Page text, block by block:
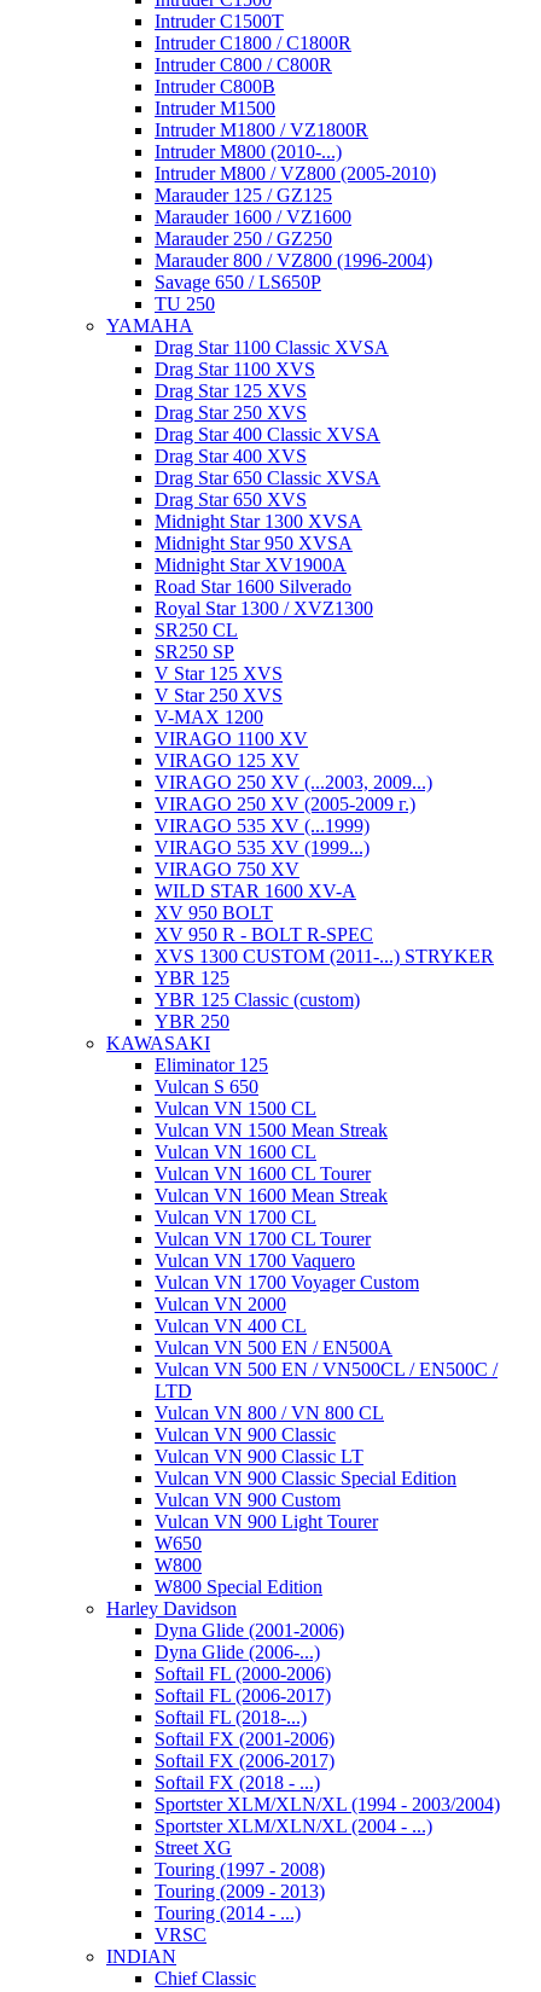
Intruder C1500T
Intruder C1800 / C1800R
Intruder C800 / C800R
Intruder C800B
Intruder M1500
Intruder M1800 / VZ1800R
Intruder M800 (2010-...)
Intruder M800 / VZ800 (2005-2010)
Marauder 125 / GZ125
Marauder 1600 / VZ1600
Marauder 250 / GZ250
Marauder 800 / VZ800 (1996-2004)
Savage 650 / LS650P
TU 250
YAMAHA
Drag Star 1100 Classic XVSA
Drag Star 1100 XVS
Drag Star 125 XVS
Drag Star 250 XVS
Drag Star 400 Classic XVSA
Drag Star 400 XVS
Drag Star 650 Classic XVSA
Drag Star 650 XVS
Midnight Star 1300 XVSA
Midnight Star 950 XVSA
Midnight Star XV1900A
Road Star 1600 Silverado
Royal Star 1300 / XVZ1300
SR250 CL
SR250 SP
V Star 125 XVS
V Star 250 XVS
V-MAX 1200
VIRAGO 1100 XV
VIRAGO 125 XV
VIRAGO 250 XV (...2003, 2009...)
VIRAGO 250 XV (2005-2009 г.)
VIRAGO 535 XV (...1999)
VIRAGO 535 XV (1999...)
VIRAGO 750 XV
WILD STAR 1600 XV-A
XV 950 BOLT
XV 950 R - BOLT R-SPEC
XVS 1300 CUSTOM (2011-...) STRYKER
YBR 125
YBR 125 Classic (custom)
YBR 250
KAWASAKI
Eliminator 125
Vulcan S 650
Vulcan VN 1500 CL
Vulcan VN 1500 Mean Streak
Vulcan VN 1600 CL
Vulcan VN 1600 CL Tourer
Vulcan VN 1600 Mean Streak
Vulcan VN 1700 CL
Vulcan VN 1700 CL Tourer
Vulcan VN 1700 Vaquero
Vulcan VN 1700 Voyager Custom
Vulcan VN 2000
Vulcan VN 400 CL
Vulcan VN 500 EN / EN500A
Vulcan VN 500 EN / VN500CL / EN500C /
LTD
Vulcan VN 800 / VN 800 CL
Vulcan VN 900 Classic
Vulcan VN 900 Classic LT
Vulcan VN 900 Classic Special Edition
Vulcan VN 900 Custom
Vulcan VN 900 Light Tourer
W650
W800
W800 Special Edition
Harley Davidson
Dyna Glide (2001-2006)
Dyna Glide (2006-...)
Softail FL (2000-2006)
Softail FL (2006-2017)
Softail FL (2018-...)
Softail FX (2001-2006)
Softail FX (2006-2017)
Softail FX (2018 - ...)
Sportster XLM/XLN/XL (1994 - 2003/2004)
Sportster XLM/XLN/XL (2004 - ...)
Street XG
Touring (1997 - 2008)
Touring (2009 - 2013)
Touring (2014 - ...)
VRSC
INDIAN
Chief Classic